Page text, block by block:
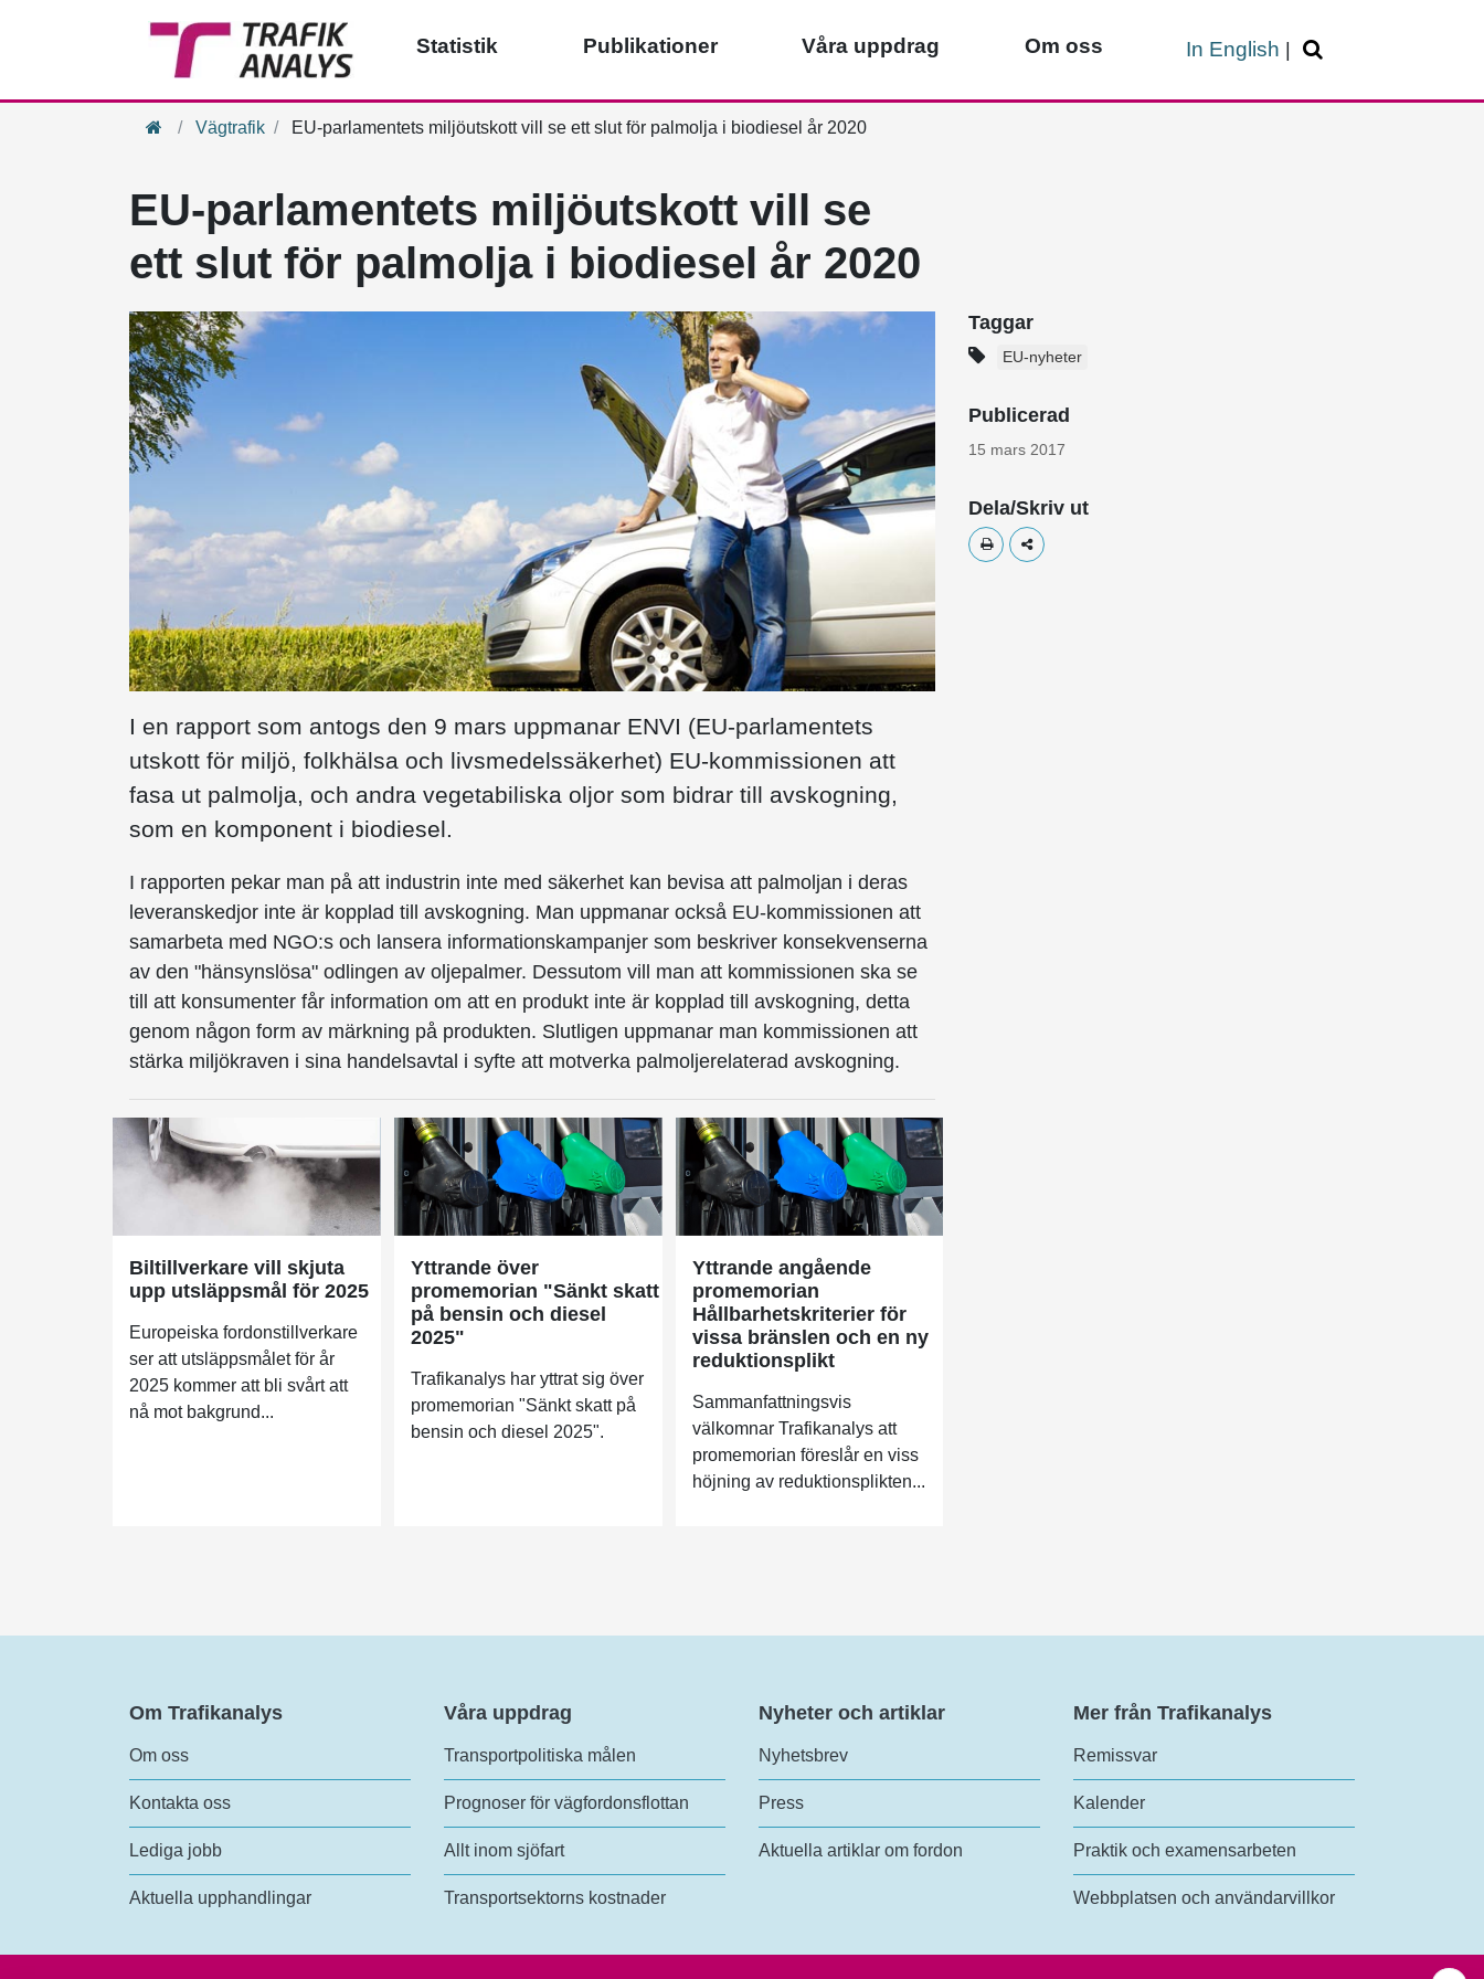
Statistik Publikationer Våra uppdrag Om oss In English
HemVägtrafik EU-parlamentets miljöutskott vill se ett slut för palmolja i biodiesel år 2020
EU-parlamentets miljöutskott vill se
ett slut för palmolja i biodiesel år 2020
I en rapport som antogs den 9 mars uppmanar ENVI (EU-parlamentets
utskott för miljö, folkhälsa och livsmedelssäkerhet) EU-kommissionen att
fasa ut palmolja, och andra vegetabiliska oljor som bidrar till avskogning,
som en komponent i biodiesel.
I rapporten pekar man på att industrin inte med säkerhet kan bevisa att palmoljan i deras
leveranskedjor inte är kopplad till avskogning. Man uppmanar också EU-kommissionen att
samarbeta med NGO:s och lansera informationskampanjer som beskriver konsekvenserna
av den "hänsynslösa" odlingen av oljepalmer. Dessutom vill man att kommissionen ska se
till att konsumenter får information om att en produkt inte är kopplad till avskogning, detta
genom någon form av märkning på produkten. Slutligen uppmanar man kommissionen att
stärka miljökraven i sina handelsavtal i syfte att motverka palmoljerelaterad avskogning.
Biltillverkare vill skjuta
upp utsläppsmål för 2025
Europeiska fordonstillverkare
ser att utsläppsmålet för år
2025 kommer att bli svårt att
nå mot bakgrund...
Yttrande över
promemorian "Sänkt skatt
på bensin och diesel
2025"
Trafikanalys har yttrat sig över
promemorian "Sänkt skatt på
bensin och diesel 2025".
Yttrande angående
promemorian
Hållbarhetskriterier för
vissa bränslen och en ny
reduktionsplikt
Sammanfattningsvis
välkomnar Trafikanalys att
promemorian föreslår en viss
höjning av reduktionsplikten...
Taggar
EU-nyheter
Publicerad
15 mars 2017
Dela/Skriv ut
Skriv utDela
Om Trafikanalys
Om oss
Kontakta oss
Lediga jobb
Aktuella upphandlingar
Våra uppdrag
Transportpolitiska målen
Prognoser för vägfordonsflottan
Allt inom sjöfart
Transportsektorns kostnader
Nyheter och artiklar
Nyhetsbrev
Press
Aktuella artiklar om fordon
Mer från Trafikanalys
Remissvar
Kalender
Praktik och examensarbeten
Webbplatsen och användarvillkor